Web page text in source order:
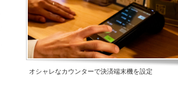
オシャレなカウンターで決済端末機を設定